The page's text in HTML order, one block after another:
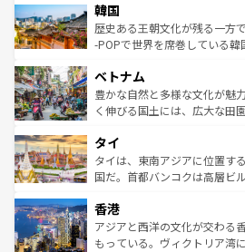
ワイを、存分に味わってほしい。 なお、新着のハワイ
はコンテンツ一覧を参照して
いる。アクティビティも充実
ビング、ハイキングなど、ア
い。オーストラリアの多彩な
参照してほしい。
ン）、静ひつな山岳地帯であ
と山間の静けさが共存してお
驚きをもたらしてくれる。ま
容にもいいと評判のスイーツ
が味わえる。 なお、新着
照してほしい。
韓国
歴史ある王朝文化が残る一方
-POPで世界を席巻している
き、地方に足を延ばせば四季
できる。そして、キムチや焼
まで、さまざまな韓国料理が
リティに包まれながら、韓国
わってみてほし
覧を参照してほしい。
ベトナム
豊かな自然と多様な文化が魅
く伸びる国土には、広大な田
急速な発展と共に伝統が息づ
ーチミン市のフランス統治時
醸し出している。また、バラ
とつ。フォーやバインミー、
ひ現地で味わいたい。どの地
が旅行者を迎えてくれるので
タイ
タイは、東南アジアに位置す
国だ。首都バンコクは高層ビ
の活気が交差している。北部
帯で自然と触れ合い、南部で
いビーチでリゾート気分を楽
香港
アジアと西洋の文化が交わる
もっている。ヴィクトリア湾